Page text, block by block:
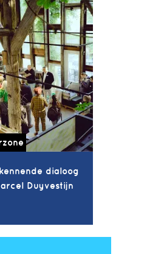
dialoog
Duyvestijn